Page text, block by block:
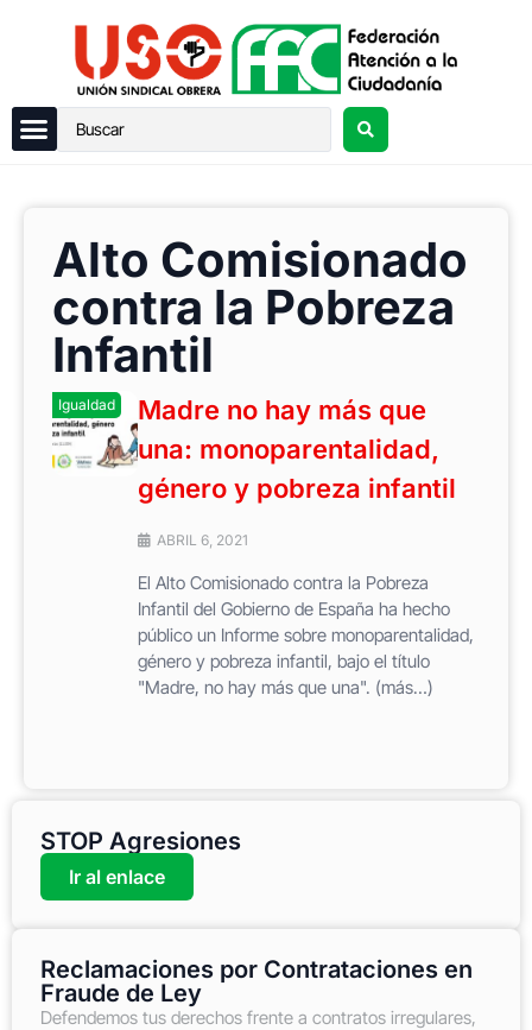
Alto Comisionado
contra la Pobreza
Infantil
Igualdad
Madre no hay más que
una: monoparentalidad,
género y pobreza infantil
ABRIL 6, 2021
El Alto Comisionado contra la Pobreza
Infantil del Gobierno de España ha hecho
público un Informe sobre monoparentalidad,
género y pobreza infantil, bajo el título
"Madre, no hay más que una". (más…)
STOP Agresiones
Ir al enlace
Reclamaciones por Contrataciones en
Fraude de Ley
Defendemos tus derechos frente a contratos irregulares,